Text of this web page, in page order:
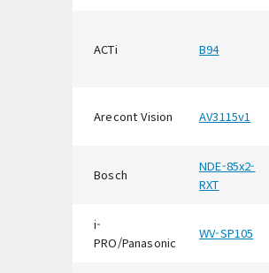
ACTi B94
Arecont Vision AV3115v1
Bosch
NDE-85x2-
RXT
i-
PRO/Panasonic
WV-SP105